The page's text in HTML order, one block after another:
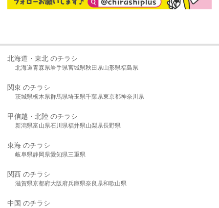
北海道・東北 のチラシ
北海道青森県岩手県宮城県秋田県山形県福島県
関東 のチラシ
茨城県栃木県群馬県埼玉県千葉県東京都神奈川県
甲信越・北陸 のチラシ
新潟県富山県石川県福井県山梨県長野県
東海 のチラシ
岐阜県静岡県愛知県三重県
関西 のチラシ
滋賀県京都府大阪府兵庫県奈良県和歌山県
中国 のチラシ